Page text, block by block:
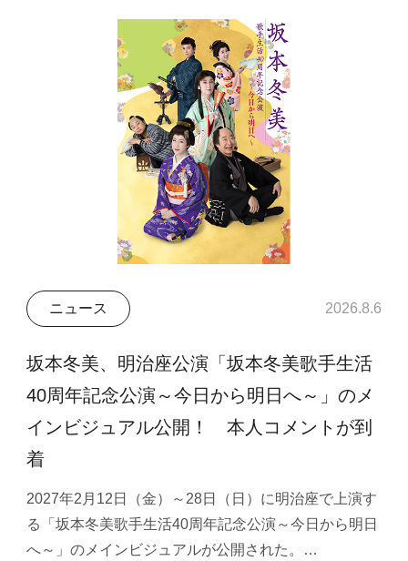
ニュース 2026.8.6
坂本冬美、明治座公演「坂本冬美歌手生活
40周年記念公演～今日から明日へ～」のメ
インビジュアル公開！ 本人コメントが到
着
2027年2月12日（金）～28日（日）に明治座で上演す
る「坂本冬美歌手生活40周年記念公演～今日から明日
へ～」のメインビジュアルが公開された。…